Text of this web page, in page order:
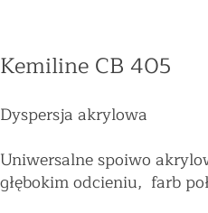
Kemiline CB 405
Dyspersja akrylowa
Uniwersalne spoiwo
głębokim odcieniu, farb